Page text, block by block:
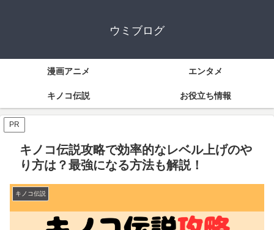
ウミブログ
漫画アニメ エンタメ
キノコ伝説 お役立ち情報
PR
キノコ伝説攻略で効率的なレベル上げのや
り方は？最強になる方法も解説！
キノコ伝説